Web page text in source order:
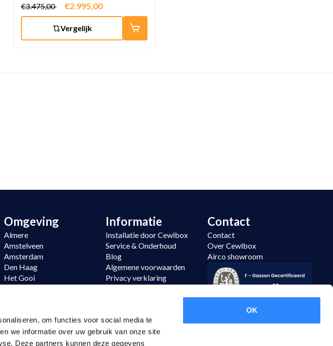
om functies voor social media te
we informatie over uw gebruik van onze site
Deze partners kunnen deze gegevens
OK
€3.475,00
€2.995,00
Vergelijk
Omgeving
Almere
Amstelveen
Amsterdam
Den Haag
Het Gooi
Informatie
Installatie door Cewlbox
Service & Onderhoud
Blog
Algemene voorwaarden
Privacy verklaring
Contact
Contact
Over Cewlbox
Airco showroom